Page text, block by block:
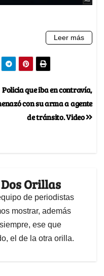
Policia que iba en contravía,
con su arma a agente
de tránsito. Video
Orillas
de periodistas
mostrar, además
ese que
el de la otra orilla.